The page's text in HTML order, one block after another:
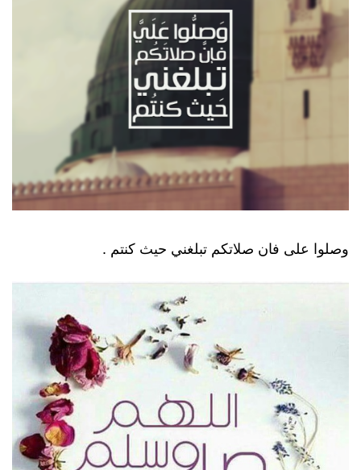
وصلوا على فان صلاتكم تبلغني حيث كنتم .